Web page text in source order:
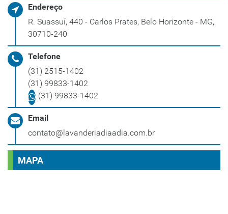
Endereço
R. Suassuí, 440 - Carlos Prates, Belo Horizonte - MG,
30710-240
Telefone
(31) 2515-1402
(31) 99833-1402
(31) 99833-1402
Email
contato@lavanderiadiaadia.com.br
MAPA